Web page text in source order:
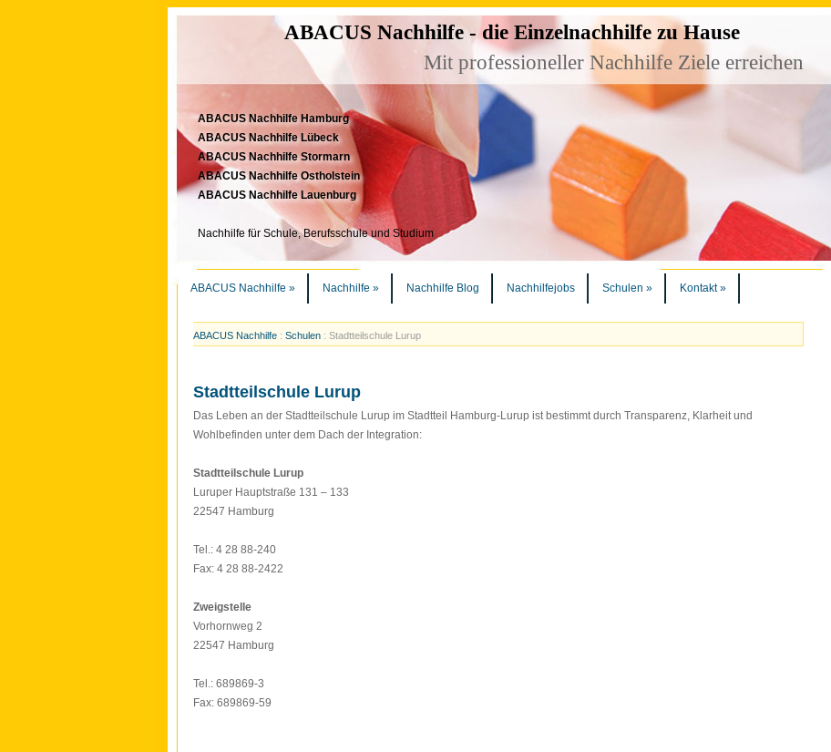
ABACUS Nachhilfe - die Einzelnachhilfe zu Hause
Mit professioneller Nachhilfe Ziele erreichen
ABACUS Nachhilfe Hamburg
ABACUS Nachhilfe Lübeck
ABACUS Nachhilfe Stormarn
ABACUS Nachhilfe Ostholstein
ABACUS Nachhilfe Lauenburg
Nachhilfe für Schule, Berufsschule und Studium
ABACUS Nachhilfe » Nachhilfe » Nachhilfe Blog Nachhilfejobs Schulen » Kontakt»
ABACUS Nachhilfe : Schulen : Stadtteilschule Lurup
Stadtteilschule Lurup
Das Leben an der Stadtteilschule Lurup im Stadtteil Hamburg-Lurup ist bestimmt durch Transparenz, Klarheit und
Wohlbefinden unter dem Dach der Integration:
Stadtteilschule Lurup
Luruper Hauptstraße 131 – 133
22547 Hamburg
Tel.: 4 28 88-240
Fax: 4 28 88-2422
Zweigstelle
Vorhornweg 2
22547 Hamburg
Tel.: 689869-3
Fax: 689869-59